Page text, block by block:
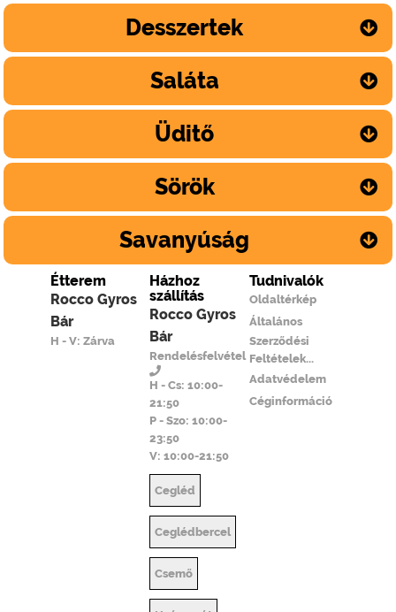
Desszertek
Saláta
Üditő
Sörök
Savanyúság
Étterem
Rocco Gyros
Bár
H - V: Zárva
Házhoz
szállítás
Rocco Gyros
Bár
Rendelésfelvétel
H - Cs: 10:00-
21:50
P - Szo: 10:00-
23:50
V: 10:00-21:50
Cegléd
Ceglédbercel
Csemő
Tudnivalók
Oldaltérkép
Általános
Szerződési
Feltételek...
Adatvédelem
Céginformáció